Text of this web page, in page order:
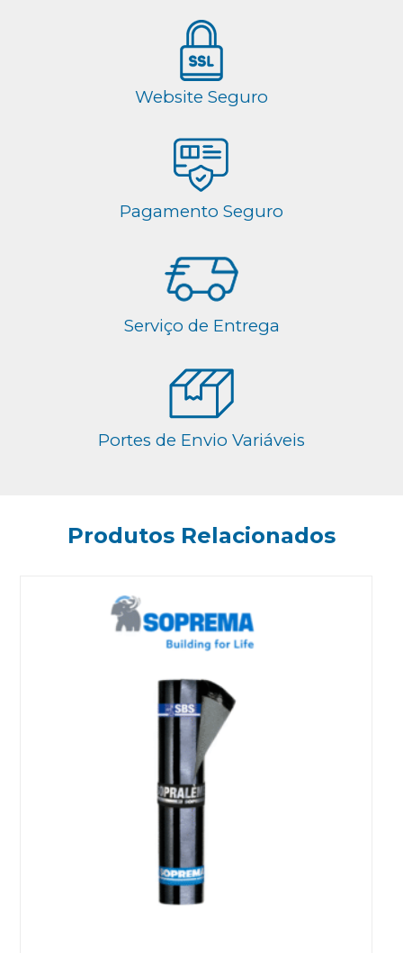
Website Seguro
Pagamento Seguro
Serviço de Entrega
Portes de Envio Variáveis
Produtos Relacionados